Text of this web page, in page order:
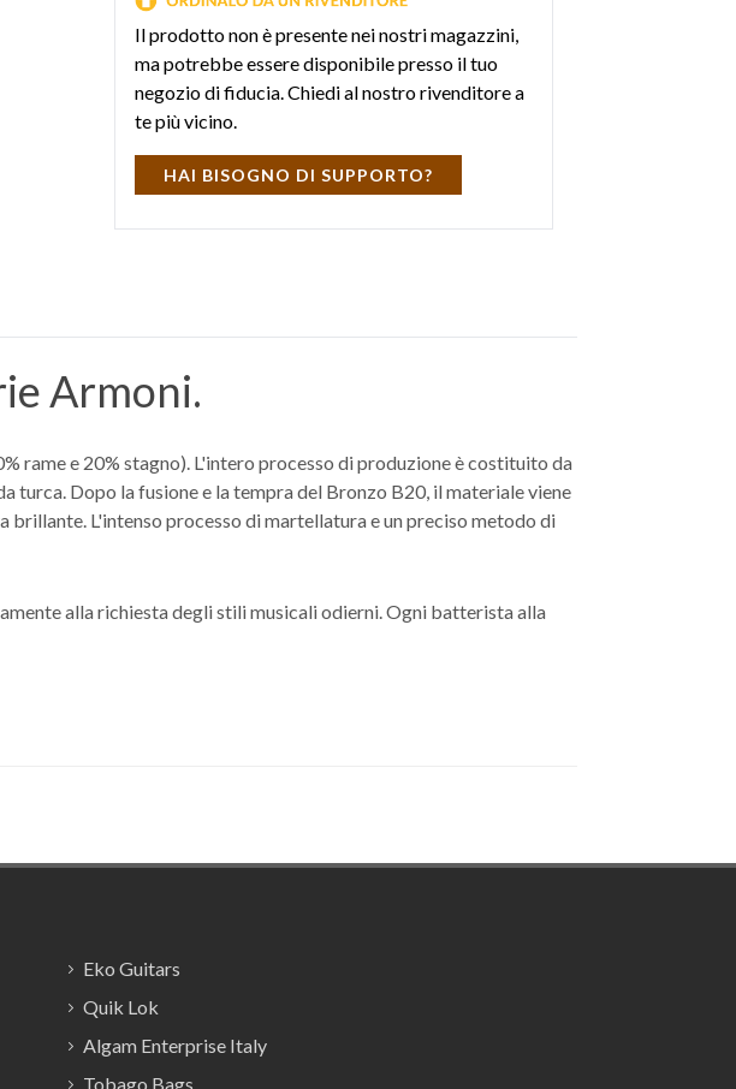
Il prodotto non è presente nei nostri magazzini,
ma potrebbe essere disponibile presso il tuo
negozio di fiducia. Chiedi al nostro rivenditore a
te più vicino.
HAI BISOGNO DI SUPPORTO?
Armoni.
rame e 20% stagno). L'intero processo di produzione è costituito da
Dopo la fusione e la tempra del Bronzo B20, il materiale viene
brillante. L'intenso processo di martellatura e un preciso metodo di
alla richiesta degli stili musicali odierni. Ogni batterista alla
Eko Guitars
Quik Lok
Algam Enterprise Italy
Tobago Bags